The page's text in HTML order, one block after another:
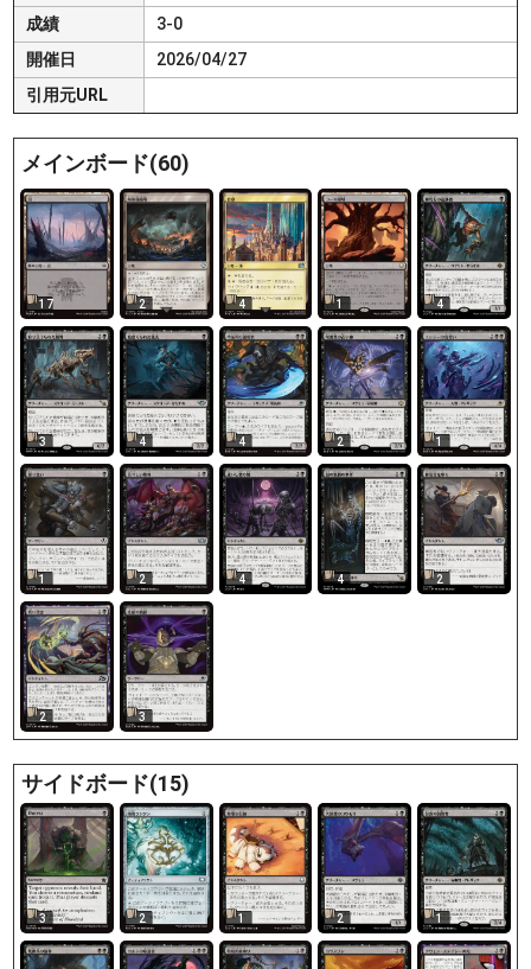
成績
3-0
開催日
2026/04/27
引用元URL
メインボード(60)
17 2 4 1 4
3 4 4 2 1
1 2 4 4 2
2 3
サイドボード(15)
3 2 1 2 1